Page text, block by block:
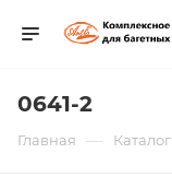
0641-2
Главная — Каталог